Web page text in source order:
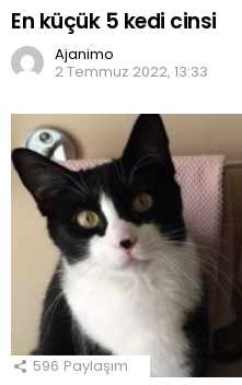
En küçük 5 kedi cinsi
Ajanimo
2 Temmuz 2022, 13:33
596 Paylaşım